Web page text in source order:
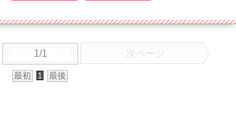
1/1 次ページ
最初 1 最後